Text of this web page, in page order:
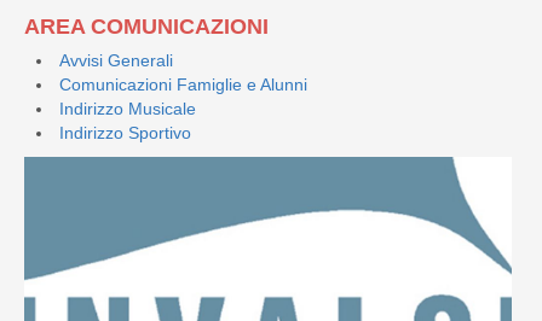
AREA COMUNICAZIONI
Avvisi Generali
Comunicazioni Famiglie e Alunni
Indirizzo Musicale
Indirizzo Sportivo